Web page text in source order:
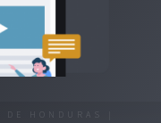
HONDURAS |